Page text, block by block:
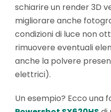
schiarire un render 3D
migliorare anche
condizioni di luce non
rimuovere eventuali
anche la polvere
elettrici).
Un esempio? Ecco una